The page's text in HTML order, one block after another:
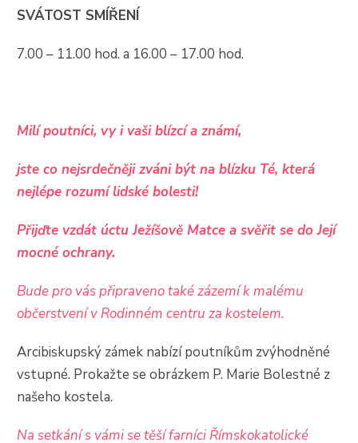
SVÁTOST SMÍŘENÍ
7.00 – 11.00 hod. a 16.00 – 17.00 hod.
Milí poutníci, vy i vaši blízcí a známí,
jste co nejsrdečněji zváni být na blízku Té, která
nejlépe rozumí lidské bolesti!
Přijďte vzdát úctu Ježíšově Matce a svěřit se do Její
mocné ochrany.
Bude pro vás připraveno také zázemí k malému
občerstvení v Rodinném centru za kostelem.
Arcibiskupský zámek nabízí poutníkům zvýhodněné
vstupné. Prokažte se obrázkem P. Marie Bolestné z
našeho kostela.
Na setkání s vámi se těší farníci Římskokatolické